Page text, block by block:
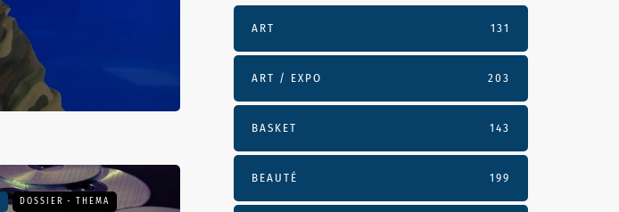
DOSSIER - THEMA
ART 131
ART / EXPO 203
BASKET 143
BEAUTÉ 199